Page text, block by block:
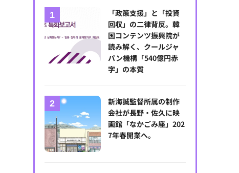
「政策支援」と「投資
回収」の二律背反。韓
国コンテンツ振興院が
読み解く、クールジャ
パン機構「540億円赤
字」の本質
新海誠監督所属の制作
会社が長野・佐久に映
画館「なかごみ座」202
7年春開業へ。